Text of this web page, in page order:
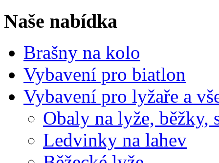
Naše nabídka
Brašny na kolo
Vybavení pro biatlon
Vybavení pro lyžaře a
Obaly na lyže, běžky,
Ledvinky na lahev